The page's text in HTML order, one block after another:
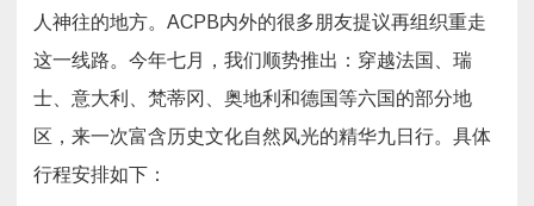
瑞
德
精
华
九
游）
人神往的地方。ACPB内外的很多朋友提议再组织重走
这一线路。今年七月，我们顺势推出：穿越法国、瑞
士、意大利、梵蒂冈、奥地利和德国等六国的部分地
区，来一次富含历史文化自然风光的精华九日行。具体
行程安排如下：